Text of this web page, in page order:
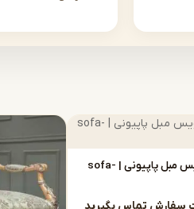
سرویس مبل پاپیونی | sofa-